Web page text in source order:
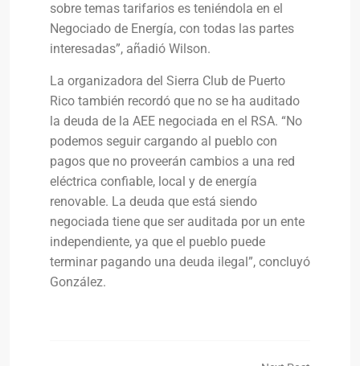
sobre temas tarifarios es teniéndola en el
Negociado de Energía, con todas las partes
interesadas”, añadió Wilson.
La organizadora del Sierra Club de Puerto
Rico también recordó que no se ha auditado
la deuda de la AEE negociada en el RSA. “No
podemos seguir cargando al pueblo con
pagos que no proveerán cambios a una red
eléctrica confiable, local y de energía
renovable. La deuda que está siendo
negociada tiene que ser auditada por un ente
independiente, ya que el pueblo puede
terminar pagando una deuda ilegal”, concluyó
González.